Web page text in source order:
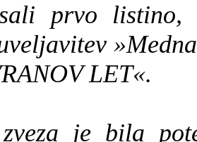
prvo
LET«.
zveza je bila